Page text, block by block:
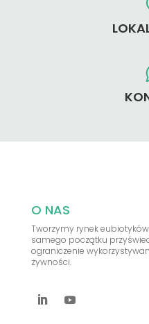
O NAS
Tworzymy rynek
samego początku
ograniczenie
żywności.